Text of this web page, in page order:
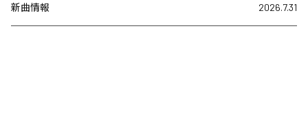
新曲情報 2026.7.31